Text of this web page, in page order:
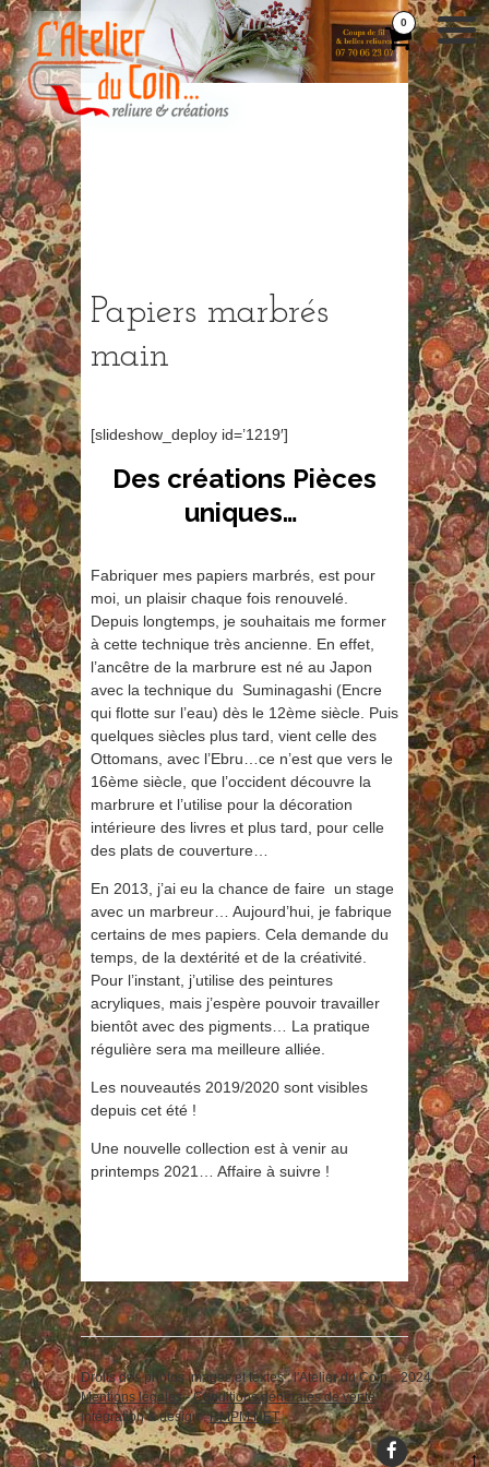
0
Papiers marbrés
main
[slideshow_deploy id=’1219′]
Des créations Pièces
uniques…
Fabriquer mes papiers marbrés, est pour
moi, un plaisir chaque fois renouvelé.
Depuis longtemps, je souhaitais me former
à cette technique très ancienne. En effet,
l’ancêtre de la marbrure est né au Japon
avec la technique du Suminagashi (Encre
qui flotte sur l’eau) dès le 12ème siècle. Puis
quelques siècles plus tard, vient celle des
Ottomans, avec l’Ebru…ce n’est que vers le
16ème siècle, que l’occident découvre la
marbrure et l’utilise pour la décoration
intérieure des livres et plus tard, pour celle
des plats de couverture…
En 2013, j’ai eu la chance de faire un stage
avec un marbreur… Aujourd’hui, je fabrique
certains de mes papiers. Cela demande du
temps, de la dextérité et de la créativité.
Pour l’instant, j’utilise des peintures
acryliques, mais j’espère pouvoir travailler
bientôt avec des pigments… La pratique
régulière sera ma meilleure alliée.
Les nouveautés 2019/2020 sont visibles
depuis cet été !
Une nouvelle collection est à venir au
printemps 2021… Affaire à suivre !
Droits des photos images et textes : l'Atelier du Coin... 2024
Mentions légales-Conditions générales de vente
intégration & design :RMPM.NET
↑